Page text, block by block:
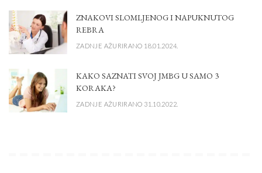
ZNAKOVI SLOMLJENOG I NAPUKNUTOG
REBRA
ZADNJE AŽURIRANO 18.01.2024.
KAKO SAZNATI SVOJ JMBG U SAMO 3
KORAKA?
ZADNJE AŽURIRANO 31.10.2022.